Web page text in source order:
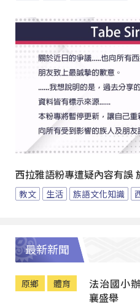
西拉雅語粉專遭疑內容有誤
教文 生活 族語文化知識
最新新聞
原鄉 體育
法治國小
襄盛舉